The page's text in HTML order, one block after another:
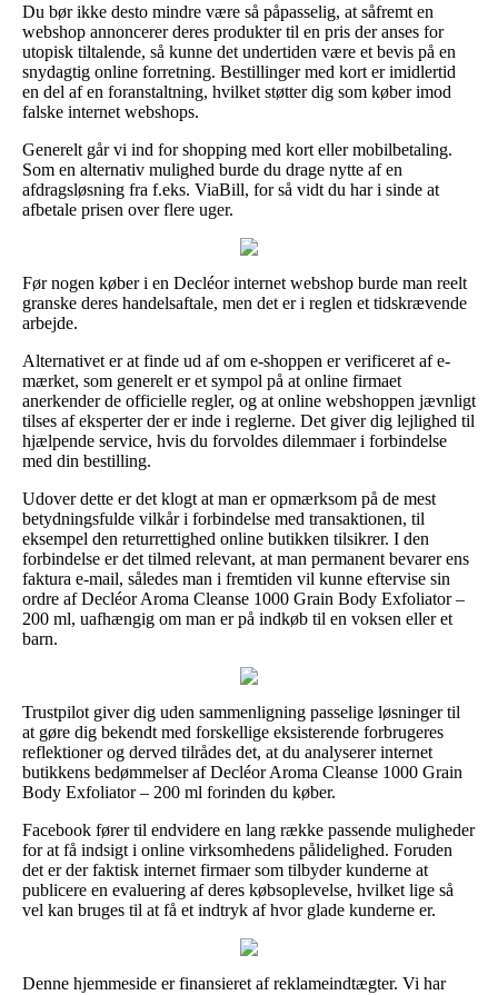
Du bør ikke desto mindre være så påpasselig, at såfremt en
webshop annoncerer deres produkter til en pris der anses for
utopisk tiltalende, så kunne det undertiden være et bevis på en
snydagtig online forretning. Bestillinger med kort er imidlertid
en del af en foranstaltning, hvilket støtter dig som køber imod
falske internet webshops.
Generelt går vi ind for shopping med kort eller mobilbetaling.
Som en alternativ mulighed burde du drage nytte af en
afdragsløsning fra f.eks. ViaBill, for så vidt du har i sinde at
afbetale prisen over flere uger.
Før nogen køber i en Decléor internet webshop burde man reelt
granske deres handelsaftale, men det er i reglen et tidskrævende
arbejde.
Alternativet er at finde ud af om e-shoppen er verificeret af e-
mærket, som generelt er et sympol på at online firmaet
anerkender de officielle regler, og at online webshoppen jævnligt
tilses af eksperter der er inde i reglerne. Det giver dig lejlighed til
hjælpende service, hvis du forvoldes dilemmaer i forbindelse
med din bestilling.
Udover dette er det klogt at man er opmærksom på de mest
betydningsfulde vilkår i forbindelse med transaktionen, til
eksempel den returrettighed online butikken tilsikrer. I den
forbindelse er det tilmed relevant, at man permanent bevarer ens
faktura e-mail, således man i fremtiden vil kunne eftervise sin
ordre af Decléor Aroma Cleanse 1000 Grain Body Exfoliator –
200 ml, uafhængig om man er på indkøb til en voksen eller et
barn.
Trustpilot giver dig uden sammenligning passelige løsninger til
at gøre dig bekendt med forskellige eksisterende forbrugeres
reflektioner og derved tilrådes det, at du analyserer internet
butikkens bedømmelser af Decléor Aroma Cleanse 1000 Grain
Body Exfoliator – 200 ml forinden du køber.
Facebook fører til endvidere en lang række passende muligheder
for at få indsigt i online virksomhedens pålidelighed. Foruden
det er der faktisk internet firmaer som tilbyder kunderne at
publicere en evaluering af deres købsoplevelse, hvilket lige så
vel kan bruges til at få et indtryk af hvor glade kunderne er.
Denne hjemmeside er finansieret af reklameindtægter. Vi har